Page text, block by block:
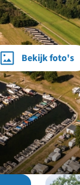
Bekijk foto's